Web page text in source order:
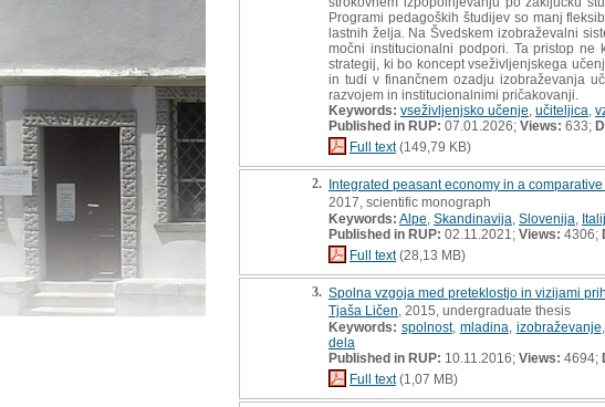
Programi pedagoških študijev so manj
lastnih želja. Na Švedskem izobraževalni
močni institucionalni podpori. Ta pristop
strategij, ki bo koncept vseživljenjskega
in tudi v finančnem ozadju izobraževanja
razvojem in institucionalnimi pričakovanji.
Keywords: vseživljenjsko učenje učiteljica
Published in RUP: 07.01.2026; Views: 633;
Full text(149,79 KB)
2. Integrated peasant economy in a
2017, scientific monograph
Keywords: Alpe Skandinavija Slovenija
Published in RUP: 02.11.2021; Views: 4306;
Full text(28,13 MB)
3. Spolna vzgoja med preteklostjo in vizijami
Tjaša Ličen , 2015, undergraduate thesis
Keywords: spolnost, mladina izobraževanje
dela
Published in RUP: 10.11.2016; Views: 4694;
Full text(1,07 MB)